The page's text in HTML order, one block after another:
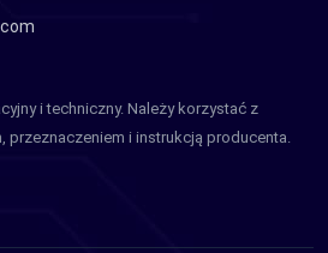
i techniczny. Należy korzystać z
przeznaczeniem i instrukcją producenta.